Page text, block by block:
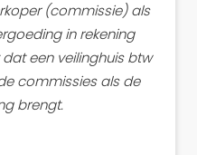
(commissie) als
in rekening
een veilinghuis btw
commissies als de
brengt.